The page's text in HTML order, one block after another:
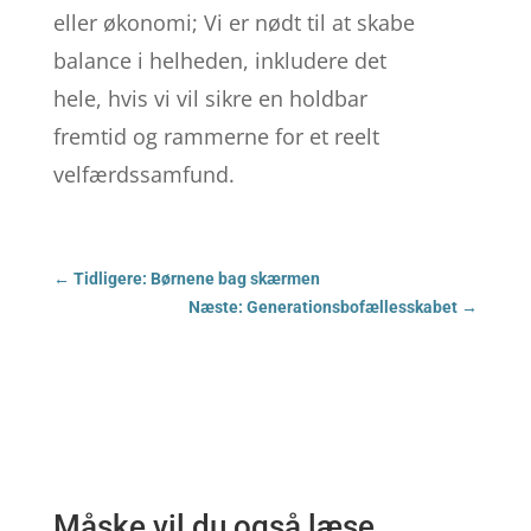
eller økonomi; Vi er nødt til at skabe
balance i helheden, inkludere det
hele, hvis vi vil sikre en holdbar
fremtid og rammerne for et reelt
velfærdssamfund.
← Tidligere: Børnene bag skærmen
Næste: Generationsbofællesskabet →